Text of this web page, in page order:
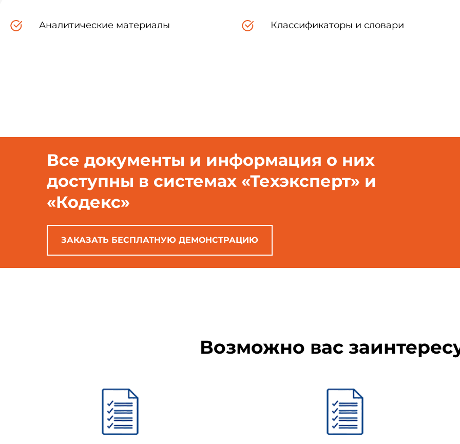
Аналитические материалы Классификаторы и словари
Все документы и информация о них
доступны в системах «Техэксперт» и
«Кодекс»
ЗАКАЗАТЬ БЕСПЛАТНУЮ ДЕМОНСТРАЦИЮ
Возможно вас